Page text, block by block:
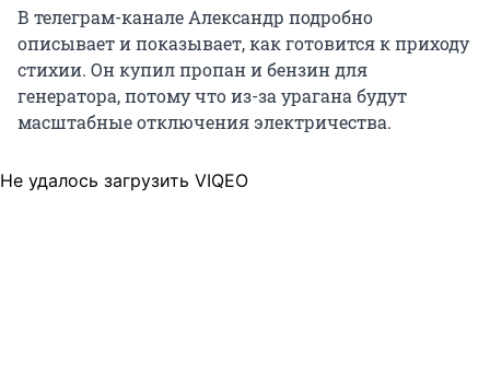
В телеграм-канале Александр подробно
описывает и показывает, как готовится к приходу
стихии. Он купил пропан и бензин для
генератора, потому что из-за урагана будут
масштабные отключения электричества.
Не удалось загрузить VIQEO